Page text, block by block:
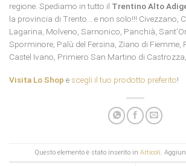
regione. Spediamo in tutto il Trentino Alto
la provincia di Trento… e non solo!!! Civezzano,
Lagarina, Molveno, Sarnonico, Panchià,
Sporminore, Palù del Fersina, Ziano di Fiemme,
Castel Ivano, Primiero San Martino di
Visita Lo Shop escegli il tuo prodotto preferito!
Questo elemento è stato inserito in Articoli .